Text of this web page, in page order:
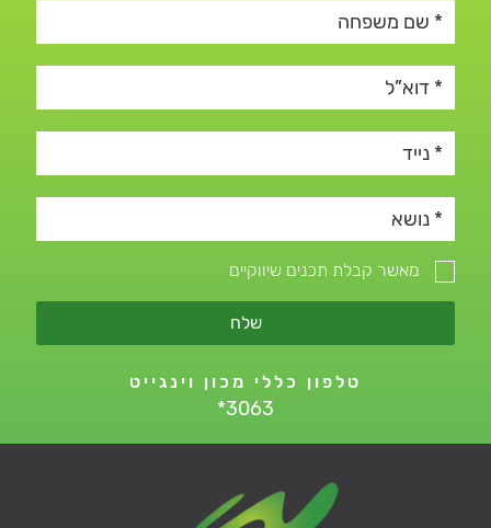
לדם, יוני הלקטט מפעפעים לדם ומשמשים כספק אנרגייה לשרירים
בקצב היווצרותה בשריר הפעיל וקצב סילוקה ילך ויקטן.
רמות גבוהות של לקטט ישקפו את העובדה שרמת החומציות בדם
עולה עקב עלייה בייצור תוצרי לוואי נוספים שנוצרים בזמן המאמץ
(כגון, יוני מימן ופוספט), ואלו יגרמו לעייפות ובערכים גבוהים – גם
להפסקת העבודה.
דינמיקת הלקטט במהלך הבדיקה יכולה לתת אינדיקציה ואף
להתוות את מאפייני האימון של הספורטאי (היחס בין האימונים
בנוסף, כחלק מתוצאות הבדיקה, נקבע גם
זהו למעשה העומס או הדופק שבו נוכל להתמיד בפעילות מבלי
שלח
מאשר קבלת תכנים שיווקיים
טלפון כללי מכון וינגייט
*3063